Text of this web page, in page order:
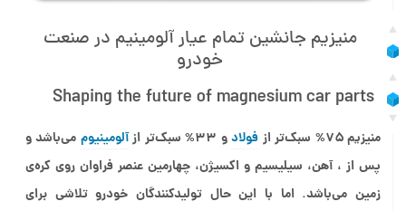
منیزیم جانشین تمام عیار آلومینیم در صنعت
خودرو
Shaping the future of magnesium car parts
منیزیم ۷۵% سبک‌تر از فولادو ۳۳% سبک‌تر از آلومینیوم می‌باشد و
پس از ، آهن، سیلیسیم و اکسیژن، چهارمین عنصر فراوان روی کره‌ی
زمین می‌باشد. اما با این حال تولیدکنندگان خودرو تلاشی برای